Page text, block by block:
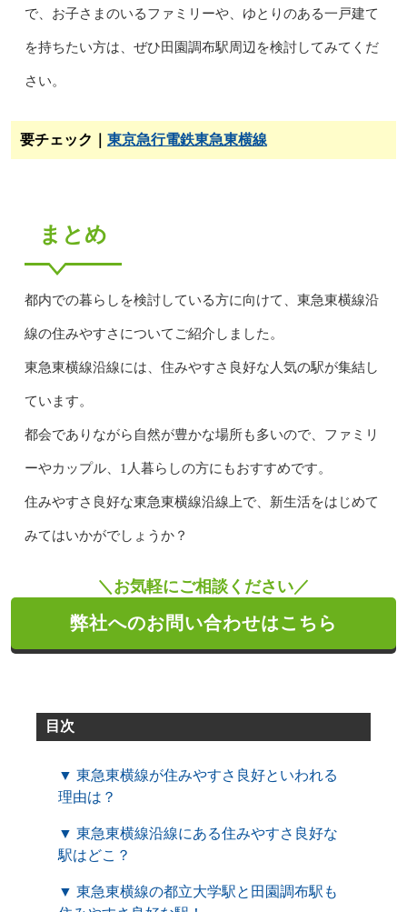
で、お子さまのいるファミリーや、ゆとりのある一戸建て
を持ちたい方は、ぜひ田園調布駅周辺を検討してみてくだ
さい。
要チェック｜ 東京急行電鉄東急東横線
まとめ
都内での暮らしを検討している方に向けて、東急東横線沿
線の住みやすさについてご紹介しました。
東急東横線沿線には、住みやすさ良好な人気の駅が集結し
ています。
都会でありながら自然が豊かな場所も多いので、ファミリ
ーやカップル、1人暮らしの方にもおすすめです。
住みやすさ良好な東急東横線沿線上で、新生活をはじめて
みてはいかがでしょうか？
＼お気軽にご相談ください／
弊社へのお問い合わせはこちら
目次
▼ 東急東横線が住みやすさ良好といわれる
理由は？
▼ 東急東横線沿線にある住みやすさ良好な
駅はどこ？
▼ 東急東横線の都立大学駅と田園調布駅も